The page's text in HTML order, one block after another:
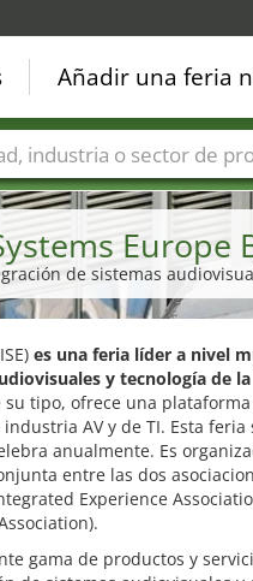
Europe
de sistemas
es una feria líder a nivel
y tecnología de
tipo, ofrece una
AV y de TI. Esta feria
anualmente. Es
entre las dos
Experience
gama de productos y
Añadir una feria
Sectores de ferias